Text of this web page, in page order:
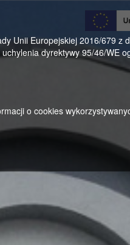
Unii Europejskiej 2016/679
dyrektywy 95/46/WE
o cookies